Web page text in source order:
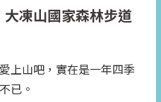
大凍山國家森林步道
上山吧，實在是一年四季
已。